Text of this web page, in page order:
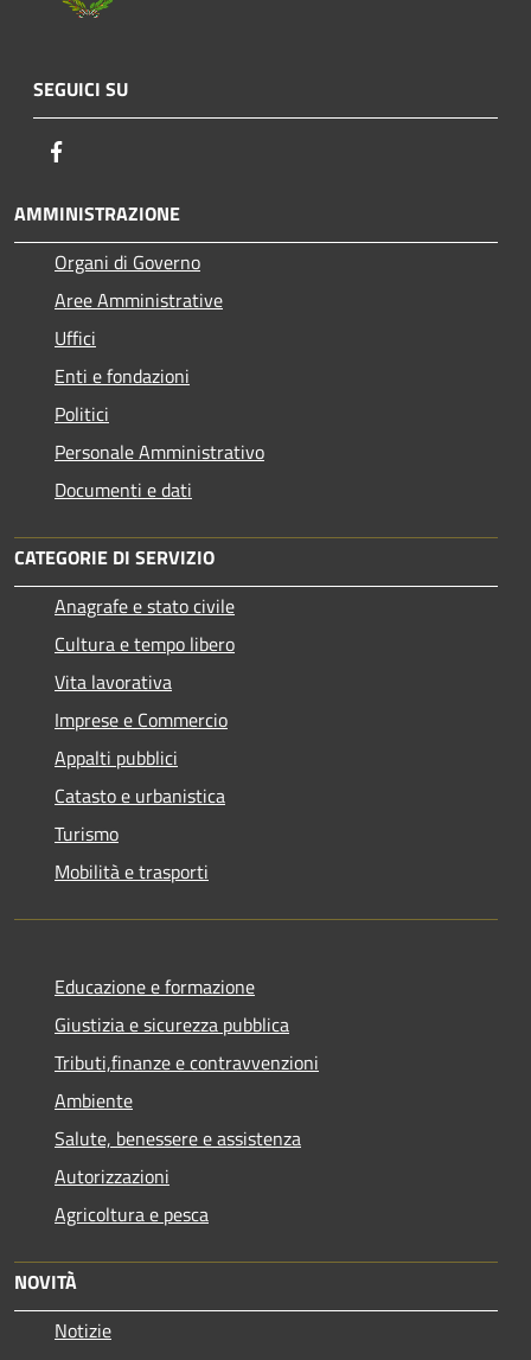
SEGUICI SU
AMMINISTRAZIONE
Organi di Governo
Aree Amministrative
Uffici
Enti e fondazioni
Politici
Personale Amministrativo
Documenti e dati
CATEGORIE DI SERVIZIO
Anagrafe e stato civile
Cultura e tempo libero
Vita lavorativa
Imprese e Commercio
Appalti pubblici
Catasto e urbanistica
Turismo
Mobilità e trasporti
Educazione e formazione
Giustizia e sicurezza pubblica
Tributi,finanze e contravvenzioni
Ambiente
Salute, benessere e assistenza
Autorizzazioni
Agricoltura e pesca
NOVITÀ
Notizie